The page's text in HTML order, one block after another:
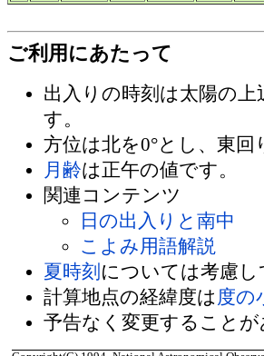
ご利用にあたって
出入りの時刻は太陽の
す。
方位は北を0°とし、東
月齢は正午の値です。
関連コンテンツ
日の出入りと南中
こよみ用語解説
夏時刻 については考慮し
計算地点の経緯度は 度の
予告なく変更することが